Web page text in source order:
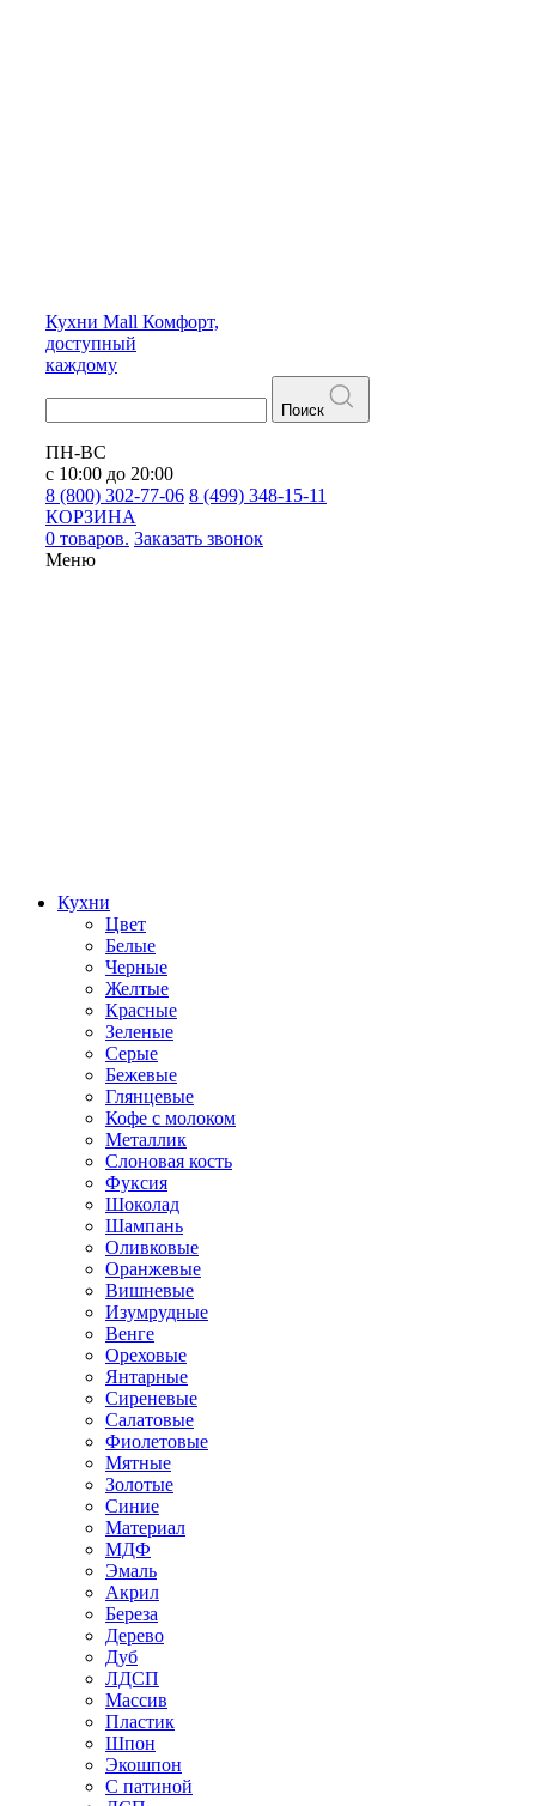
Кухни Mall Комфорт,
доступный
каждому
Поиск
ПН-ВС
с 10:00 до 20:00
8 (800) 302-77-06 8 (499) 348-15-11
КОРЗИНА
0 товаров. Заказать звонок
Меню
Кухни
Цвет
Белые
Черные
Желтые
Красные
Зеленые
Серые
Бежевые
Глянцевые
Кофе с молоком
Металлик
Слоновая кость
Фуксия
Шоколад
Шампань
Оливковые
Оранжевые
Вишневые
Изумрудные
Венге
Ореховые
Янтарные
Сиреневые
Салатовые
Фиолетовые
Мятные
Золотые
Синие
Материал
МДФ
Эмаль
Акрил
Береза
Дерево
Дуб
ЛДСП
Массив
Пластик
Шпон
Экошпон
С патиной